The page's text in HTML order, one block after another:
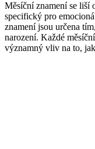
Měsíční znamení se liší
specifický pro
znamení jsou určena
narození. Každé
významný vliv na to,